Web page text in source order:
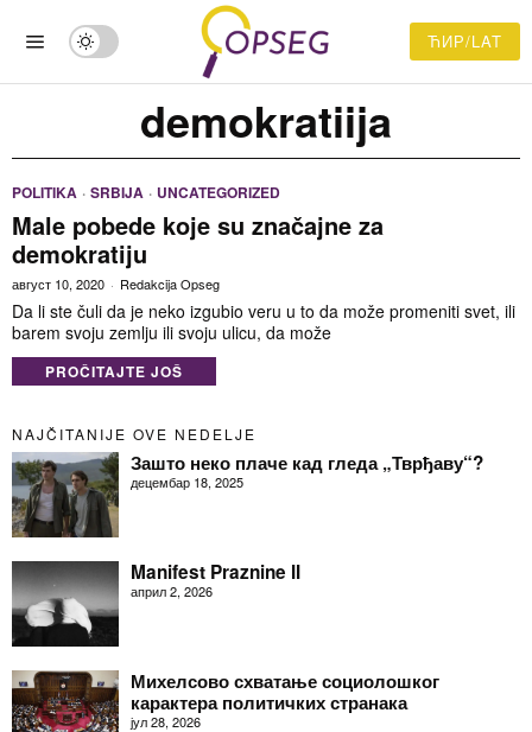
ЋИР/LAT
demokratiija
POLITIKA · SRBIJA · UNCATEGORIZED
Male pobede koje su značajne za
demokratiju
август 10, 2020 Redakcija Opseg
Da li ste čuli da je neko izgubio veru u to da može promeniti svet, ili
barem svoju zemlju ili svoju ulicu, da može
PROČITAJTE JOŠ
NAJČITANIJE OVE NEDELJE
Зашто неко плаче кад гледа „Тврђаву“?
децембар 18, 2025
Manifest Praznine II
април 2, 2026
Михелсово схватање социолошког
карактера политичких странака
јул 28, 2026